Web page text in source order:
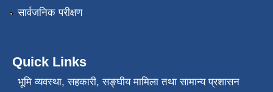
सार्वजनिक परीक्षण
Quick Links
भूमि व्यवस्था, सहकारी, सङ्‍घीय मामिला तथा सामान्य प्रशासन